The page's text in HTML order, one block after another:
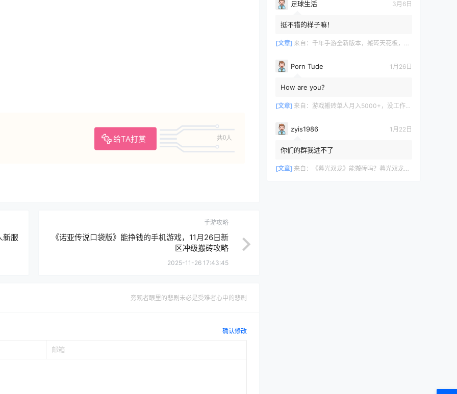
给TA打赏 共0人
新服
手游攻略
《诺亚传说口袋版》能挣钱的手机游戏，11月26日新
区冲级搬砖攻略
2025-11-26 17:43:45
旁观者眼里的悲剧未必是受难者心中的悲剧
确认修改
足球生活 3月6日
挺不错的样子嘛！
[文章] 来自： 千年手游全新版本，搬砖天花板，闭着眼都能赚！
Porn Tude 1月26日
How are you?
[文章] 来自： 游戏搬砖单人月入5000+，没工作在家一个人就能做
zyis1986 1月22日
你们的群我进不了
[文章] 来自： 《暮光双龙》能搬砖吗？暮光双龙搬砖攻略教程